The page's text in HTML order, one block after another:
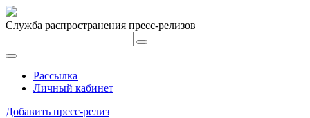
Служба распространения пресс-релизов
Рассылка
Личный кабинет
Добавить пресс-релиз